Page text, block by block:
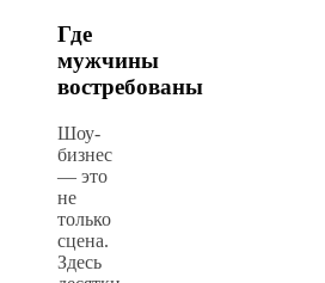
Где
мужчины
востребованы
Шоу-
бизнес
— это
не
только
сцена.
Здесь